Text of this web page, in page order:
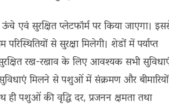
एवं सुरक्षित प्लेटफॉर्म पर किया जाएगा।
से सुरक्षा मिलेगी। शेडों में पर्याप्त
रख-रखाव के लिए आवश्यक सभी
मिलने से पशुओं में संक्रमण और बीमारियों
पशुओं की वृद्धि दर, प्रजनन क्षमता तथा